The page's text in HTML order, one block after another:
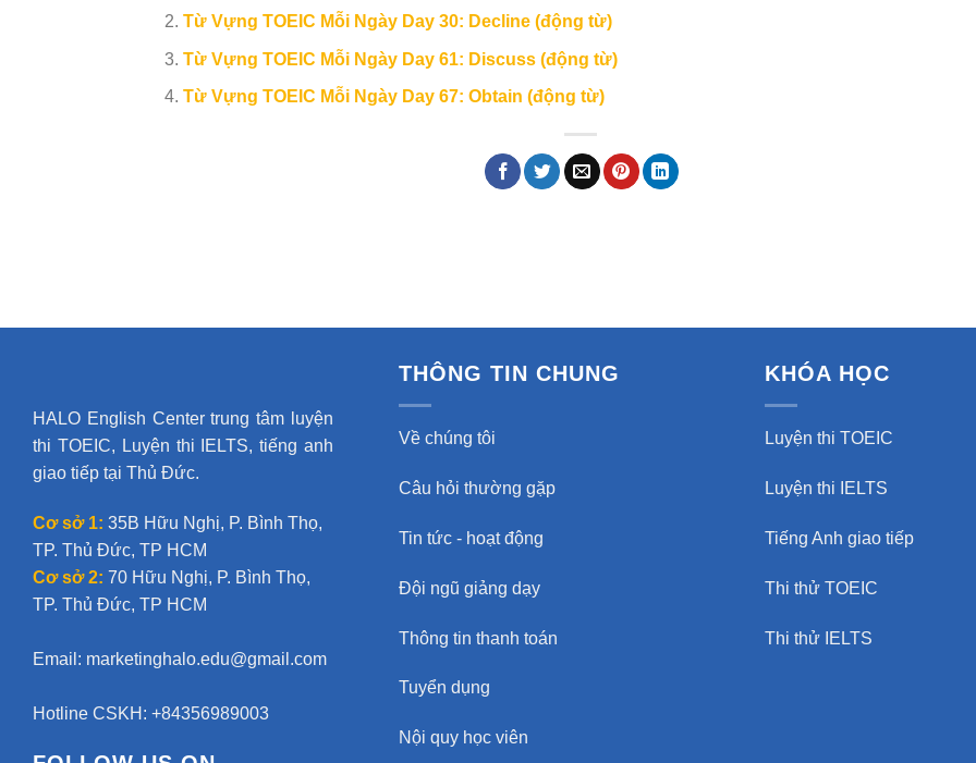
Từ Vựng TOEIC Mỗi Ngày Day 30: Decline (động từ)
Từ Vựng TOEIC Mỗi Ngày Day 61: Discuss (động từ)
Từ Vựng TOEIC Mỗi Ngày Day 67: Obtain (động từ)
HALO English Center trung tâm luyện
thi TOEIC, Luyện thi IELTS, tiếng anh
giao tiếp tại Thủ Đức.
Cơ sở 1: 35B Hữu Nghị, P. Bình Thọ,
TP. Thủ Đức, TP HCM
Cơ sở 2: 70 Hữu Nghị, P. Bình Thọ,
TP. Thủ Đức, TP HCM
Email: marketinghalo.edu@gmail.com
Hotline CSKH: +84356989003
THÔNG TIN CHUNG
Về chúng tôi
Câu hỏi thường gặp
Tin tức - hoạt động
Đội ngũ giảng dạy
Thông tin thanh toán
Tuyển dụng
Nội quy học viên
KHÓA HỌC
Luyện thi TOEIC
Luyện thi IELTS
Tiếng Anh giao tiếp
Thi thử TOEIC
Thi thử IELTS